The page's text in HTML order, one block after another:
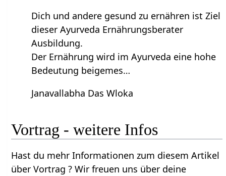
Dich und andere gesund zu ernähren ist Ziel
dieser Ayurveda Ernährungsberater
Ausbildung.
Der Ernährung wird im Ayurveda eine hohe
Bedeutung beigemes…
Janavallabha Das Wloka
Vortrag‏‎ - weitere Infos
Hast du mehr Informationen zum diesem Artikel
über Vortrag‏‎ ? Wir freuen uns über deine